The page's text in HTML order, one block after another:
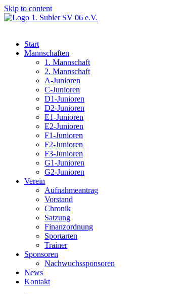
Skip to content
Start
Mannschaften
1. Mannschaft
2. Mannschaft
A-Junioren
C-Junioren
D1-Junioren
D2-Junioren
E1-Junioren
E2-Junioren
F1-Junioren
F2-Junioren
F3-Junioren
G1-Junioren
G2-Junioren
Verein
Aufnahmeantrag
Vorstand
Chronik
Satzung
Finanzordnung
Sportarten
Trainer
Sponsoren
Nachwuchssponsoren
News
Kontakt